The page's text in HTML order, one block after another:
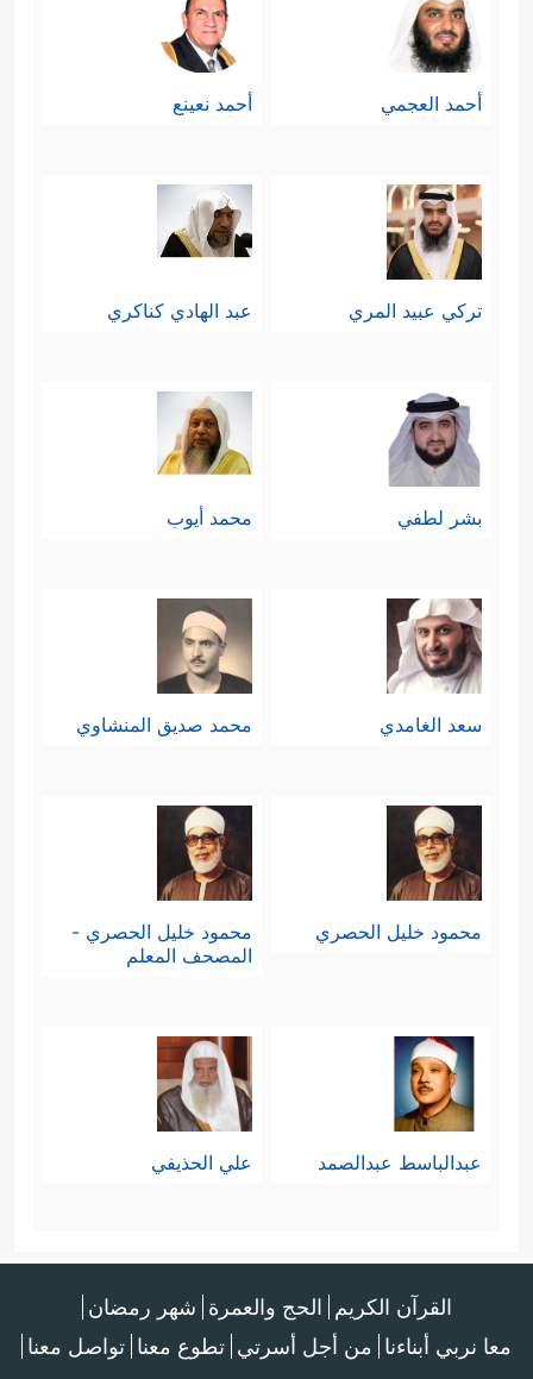
أحمد العجمي أحمد نعينع
تركي عبيد المري عبد الهادي كناكري
بشر لطفي محمد أيوب
سعد الغامدي محمد صديق المنشاوي
محمود خليل الحصري
محمود خليل الحصري -
المصحف المعلم
عبدالباسط عبدالصمد علي الحذيفي
القرآن الكريم الحج والعمرة شهر رمضان
معا نربي أبناءنا من أجل أسرتي تطوع معنا تواصل معنا